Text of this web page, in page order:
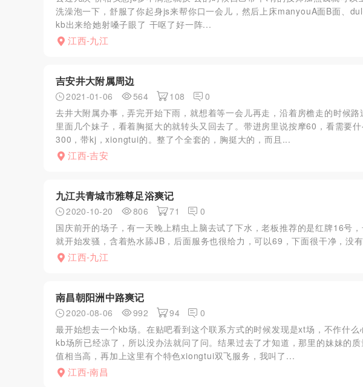
洗澡泡一下，舒服了你起身js来帮你口一会儿，然后上床manyouA面B面、
kb出来给她射嗓子眼了 干呕了好一阵...
江西-九江
吉安井大附属周边
2021-01-06 564 108
0
去井大附属办事，弄完开始下雨，就想着等一会儿再走，沿着房檐走的时候
里面几个妹子，看着胸挺大的就转头又回去了。带进房里说按摩60，看需要
300，带kj，xiongtui的。整了个全套的，胸挺大的，而且...
江西-吉安
九江共青城市雅尊足浴爽记
2020-10-20 806 71
0
国庆前开的场子，有一天晚上精虫上脑去试了下水，老板推荐的是红牌16号
就开始发骚，含着热水舔JB，后面服务也很给力，可以69，下面很干净，没
江西-九江
南昌朝阳洲中路爽记
2020-08-06 992 94
0
最开始想去一个kb场。在贴吧看到这个联系方式的时候发现是xt场，不作什
kb场所已经凉了，所以没办法就问了问。结果过去了才知道，那里的妹妹的
值相当高，再加上这里有个特色xiongtui双飞服务，我叫了...
江西-南昌